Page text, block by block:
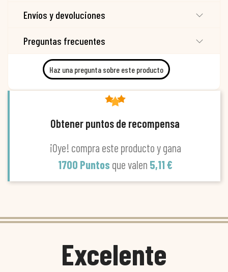
Envíos y devoluciones
Preguntas frecuentes
Haz una pregunta sobre este producto
Obtener puntos de recompensa
¡Oye! compra este producto y gana
1700 Puntos que valen 5,11 €
Excelente